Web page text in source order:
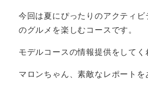
今回は夏にぴったりのアクティ
のグルメを楽しむコースです。
モデルコースの情報提供をしてく
マロンちゃん、素敵なレポートを